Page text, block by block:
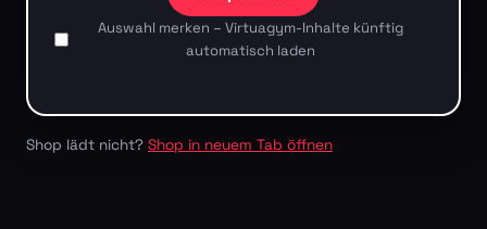
Auswahl merken – Virtuagym-Inhalte künftig
automatisch laden
Shop lädt nicht? Shop in neuem Tab öffnen